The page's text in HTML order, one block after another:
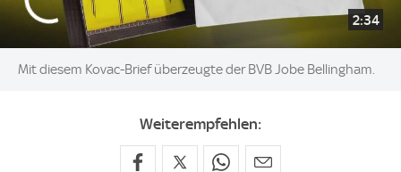
2:34
Mit diesem Kovac-Brief überzeugte der BVB Jobe Bellingham.
Weiterempfehlen: